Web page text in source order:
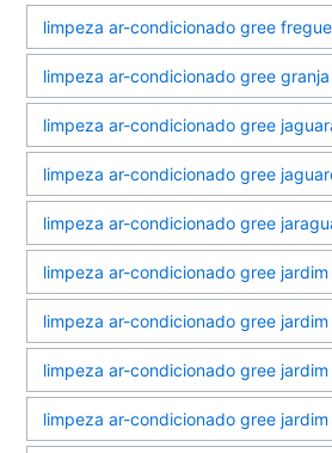
limpeza ar-condicionado gree
limpeza ar-condicionado gree
limpeza ar-condicionado gree
limpeza ar-condicionado gree
limpeza ar-condicionado gree
limpeza ar-condicionado gree
limpeza ar-condicionado gree jardim
limpeza ar-condicionado gree
limpeza ar-condicionado gree jardim